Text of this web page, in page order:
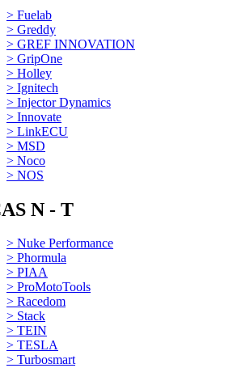
> Fuelab
> Greddy
> GREF INNOVATION
> GripOne
> Holley
> Ignitech
> Injector Dynamics
> Innovate
> LinkECU
> MSD
> Noco
> NOS
N - T
> Nuke Performance
> Phormula
> PIAA
> ProMotoTools
> Racedom
> Stack
> TEIN
> TESLA
> Turbosmart